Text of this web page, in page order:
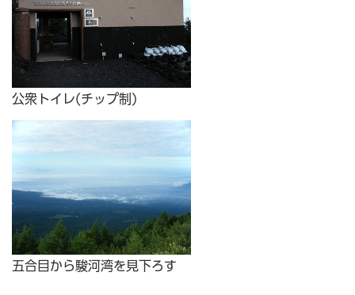
公衆トイレ(チップ制)
五合目から駿河湾を見下ろす